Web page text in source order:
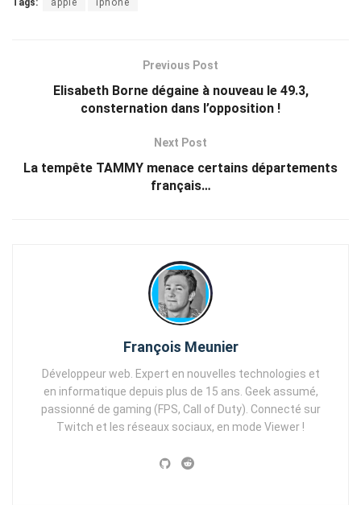
Tags: apple iphone
Previous Post
Elisabeth Borne dégaine à nouveau le 49.3,
consternation dans l’opposition !
Next Post
La tempête TAMMY menace certains départements
français…
François Meunier
Développeur web. Expert en nouvelles technologies et
en informatique depuis plus de 15 ans. Geek assumé,
passionné de gaming (FPS, Call of Duty). Connecté sur
Twitch et les réseaux sociaux, en mode Viewer !